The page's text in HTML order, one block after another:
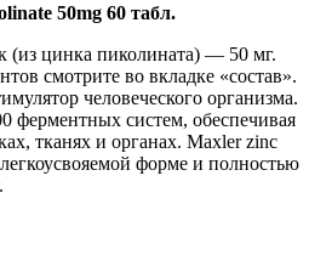
50mg 60 табл.
(из цинка пиколината) — 50 мг.
смотрите во вкладке «состав».
человеческого организма.
ферментных систем, обеспечивая
тканях и органах. Maxler zinc
форме и полностью